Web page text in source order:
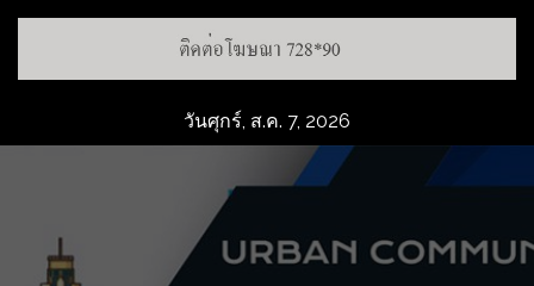
วันศุกร์, ส.ค. 7, 2026